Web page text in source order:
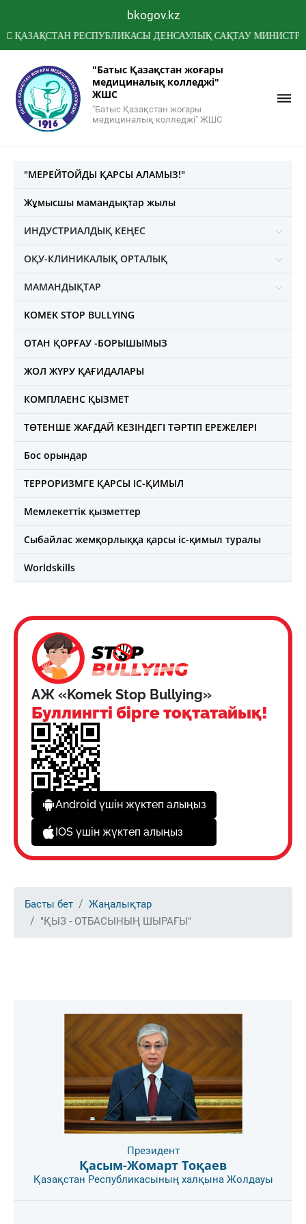
bkogov.kz
РЕСПУБЛИКАСЫ ДЕНСАУЛЫҚ САҚТАУ
"Батыс Қазақстан жоғары
медициналық колледжі"
ЖШС
"Батыс Қазақстан жоғары
медициналық колледжі" ЖШС
"МЕРЕЙТОЙДЫ ҚАРСЫ АЛАМЫЗ!"
Жұмысшы мамандықтар жылы
ИНДУСТРИАЛДЫҚ КЕҢЕС
ОҚУ-КЛИНИКАЛЫҚ ОРТАЛЫҚ
МАМАНДЫҚТАР
KOMEK STOP BULLYING
ОТАН ҚОРҒАУ -БОРЫШЫМЫЗ
ЖОЛ ЖҮРУ ҚАҒИДАЛАРЫ
КОМПЛАЕНС ҚЫЗМЕТ
ТӨТЕНШЕ ЖАҒДАЙ КЕЗІНДЕГІ ТӘРТІП ЕРЕЖЕЛЕРІ
Бос орындар
ТЕРРОРИЗМГЕ ҚАРСЫ ІС-ҚИМЫЛ
Мемлекеттік қызметтер
Сыбайлас жемқорлыққа қарсы іс-қимыл туралы
Worldskills
АЖ «Komek Stop Bullying»
Буллингті бірге тоқтатайық!
Android үшін жүктеп алыңыз
IOS үшін жүктеп алыңыз
Басты бет
Жаңалықтар
"ҚЫЗ - ОТБАСЫНЫҢ ШЫРАҒЫ"
Президент
Қасым-Жомарт Тоқаев
Қазақстан Республикасының халқына Жолдауы